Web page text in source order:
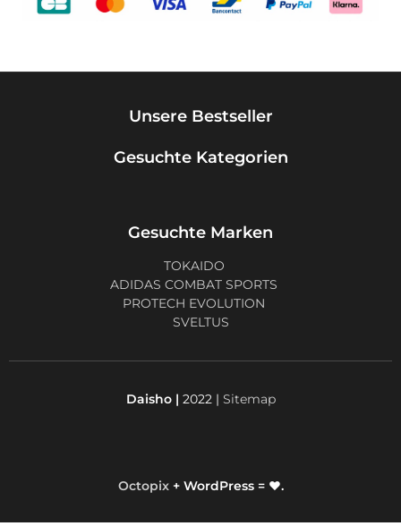
Unsere Bestseller
Gesuchte Kategorien
Gesuchte Marken
TOKAIDO
ADIDAS COMBAT SPORTS
PROTECH EVOLUTION
SVELTUS
Daisho | 2022 | Sitemap
Octopix+ WordPress = ❤.